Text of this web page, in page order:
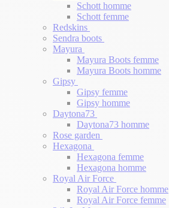
Schott homme
Schott femme
Redskins
Sendra boots
Mayura
Mayura Boots femme
Mayura Boots homme
Gipsy
Gipsy femme
Gipsy homme
Daytona73
Daytona73 homme
Rose garden
Hexagona
Hexagona femme
Hexagona homme
Royal Air Force
Royal Air Force homme
Royal Air Force femme